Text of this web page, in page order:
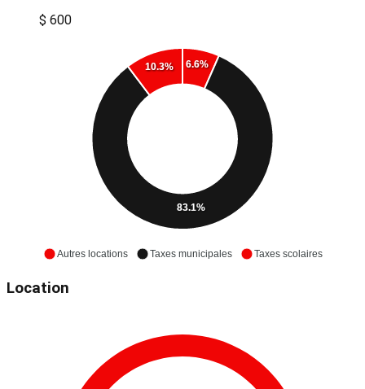
$ 600
6.6%
83.1%
10.3%
Autres locations Taxes municipales Taxes scolaires
Location